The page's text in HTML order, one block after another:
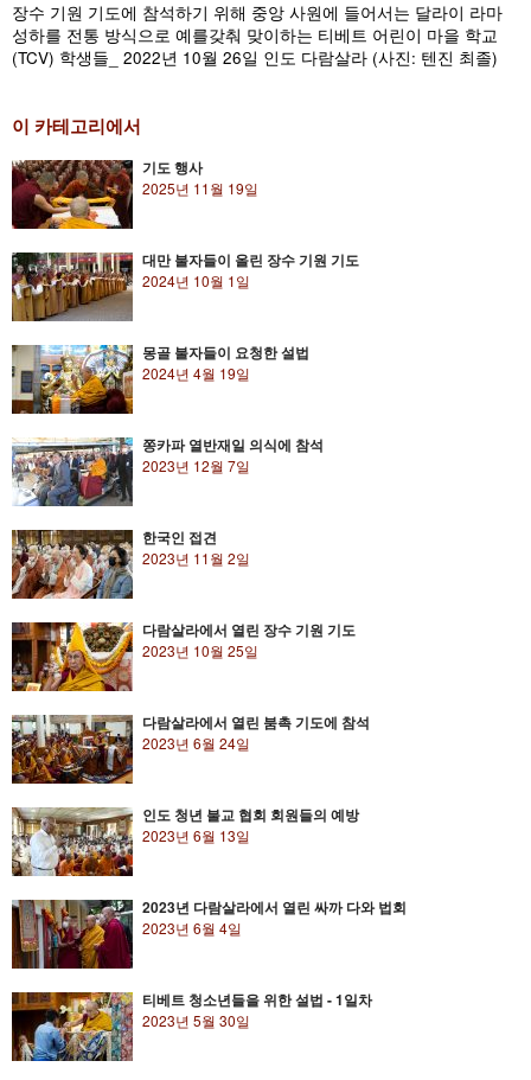
장수 기원 기도에 참석하기 위해 중앙 사원에 들어서는 달라이 라마
성하를 전통 방식으로 예를갖춰 맞이하는 티베트 어린이 마을 학교
(TCV) 학생들_ 2022년 10월 26일 인도 다람살라 (사진: 텐진 최졸)
이 카테고리에서
기도 행사
2025년 11월 19일
대만 불자들이 올린 장수 기원 기도
2024년 10월 1일
몽골 불자들이 요청한 설법
2024년 4월 19일
쫑카파 열반재일 의식에 참석
2023년 12월 7일
한국인 접견
2023년 11월 2일
다람살라에서 열린 장수 기원 기도
2023년 10월 25일
다람살라에서 열린 붐촉 기도에 참석
2023년 6월 24일
인도 청년 불교 협회 회원들의 예방
2023년 6월 13일
2023년 다람살라에서 열린 싸까 다와 법회
2023년 6월 4일
티베트 청소년들을 위한 설법 - 1일차
2023년 5월 30일